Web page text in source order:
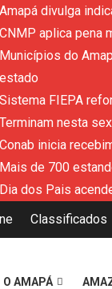
Amapá divulga
CNMP aplica pena
Municípios do
estado
Sistema FIEPA
Terminam nesta
Conab inicia
Mais de 700
Dia dos Pais
Classificados
O AMAPÁ